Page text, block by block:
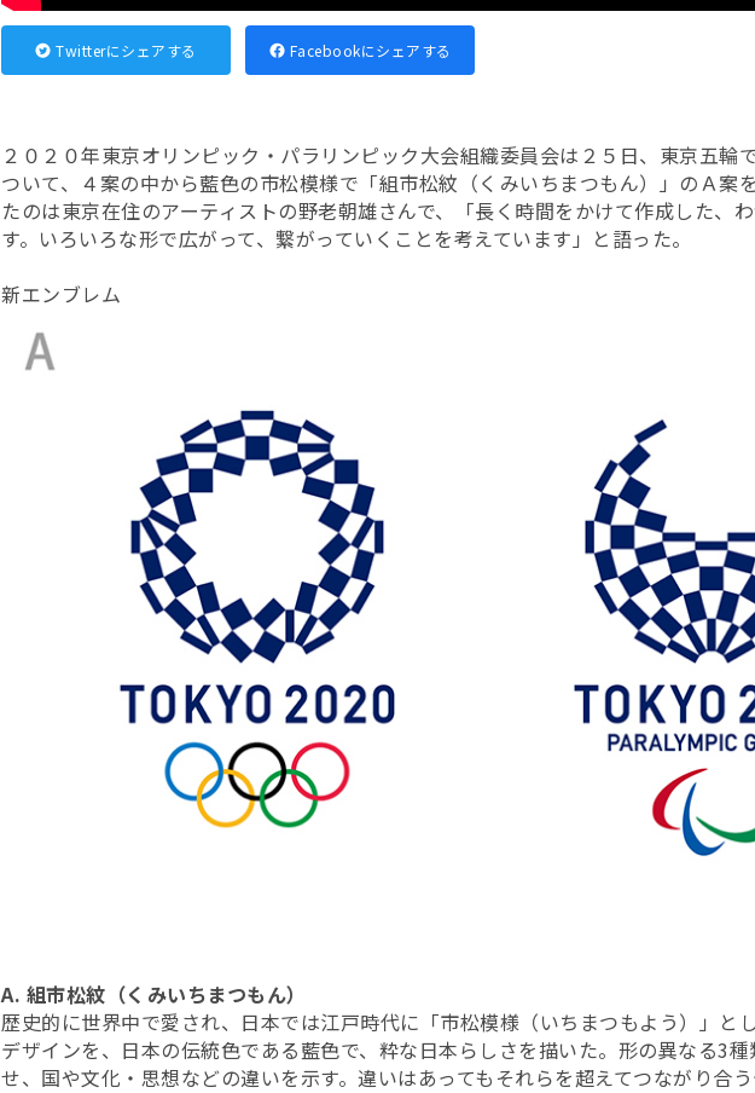
Twitterにシェアする Facebookにシェアする
２０２０年東京オリンピック・パラリンピック大会組織委員会は２５日、東京五輪
ついて、４案の中から藍色の市松模様で「組市松紋（くみいちまつもん）」のＡ案
たのは東京在住のアーティストの野老朝雄さんで、「長く時間をかけて作成した、
す。いろいろな形で広がって、繋がっていくことを考えています」と語った。
新エンブレム
A. 組市松紋（くみいちまつもん）
歴史的に世界中で愛され、日本では江戸時代に「市松模様（いちまつもよう）」と
デザインを、日本の伝統色である藍色で、粋な日本らしさを描いた。形の異なる3
せ、国や文化・思想などの違いを示す。違いはあってもそれらを超えてつながり合